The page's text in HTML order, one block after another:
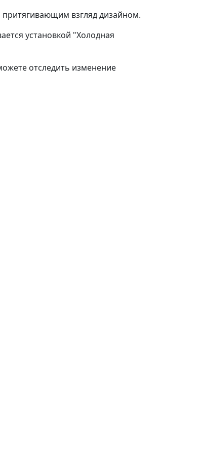
взгляд дизайном.
установкой "Холодная
отследить изменение